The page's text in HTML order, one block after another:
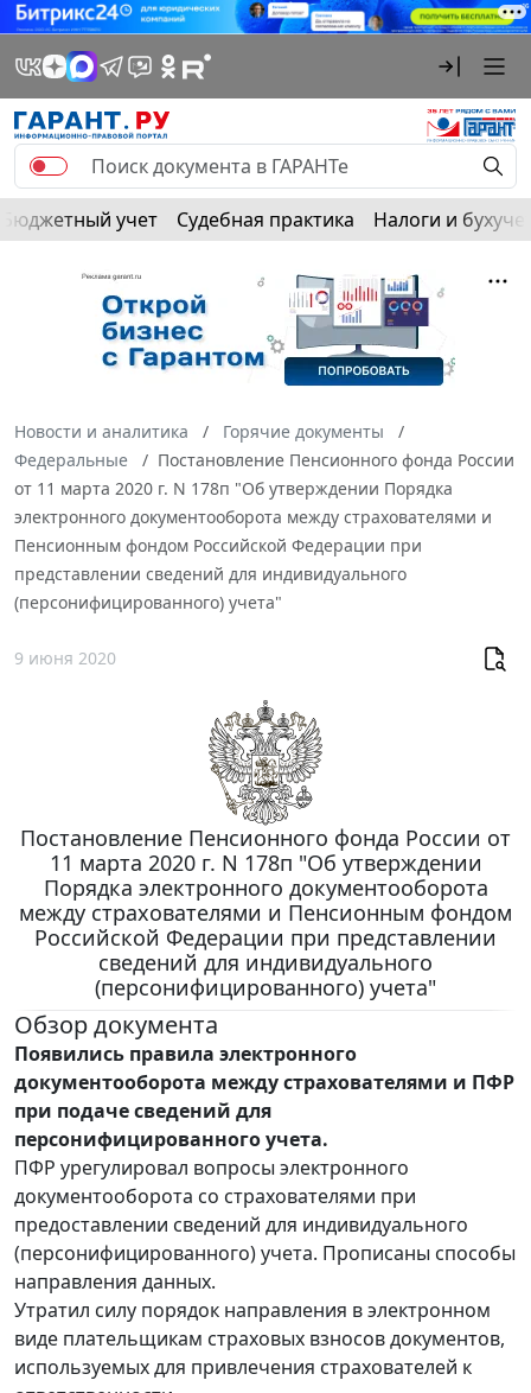
Бюджетный учет Судебная практика Налоги и
Новости и аналитика
Горячие документы
Федеральные
Постановление Пенсионного фонда России
от 11 марта 2020 г. N 178п "Об утверждении Порядка
электронного документооборота между страхователями и
Пенсионным фондом Российской Федерации при
представлении сведений для индивидуального
(персонифицированного) учета"
9 июня 2020
Постановление Пенсионного фонда России от
11 марта 2020 г. N 178п "Об утверждении
Порядка электронного документооборота
между страхователями и Пенсионным фондом
Российской Федерации при представлении
сведений для индивидуального
(персонифицированного) учета"
Обзор документа
Появились правила электронного
документооборота между страхователями и ПФР
при подаче сведений для
персонифицированного учета.
ПФР урегулировал вопросы электронного
документооборота со страхователями при
предоставлении сведений для индивидуального
(персонифицированного) учета. Прописаны способы
направления данных.
Утратил силу порядок направления в электронном
виде плательщикам страховых взносов документов,
используемых для привлечения страхователей к